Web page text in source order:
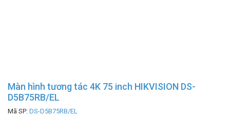
Màn hình tương tác 4K 75 inch HIKVISION DS-
D5B75RB/EL
Mã SP: DS-D5B75RB/EL